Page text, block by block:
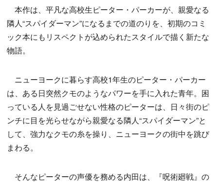
本作は、平凡な高校生ピーター・パーカーが、親愛なる
隣人“スパイダーマン”になるまでの道のりを、初期のコミ
ック本にもリスペクトが込められたスタイルで描く新たな
物語。
ニューヨークに暮らす高校1年生のピーター・パーカー
は、ある日突然クモのようなパワーを手に入れた青年。困
っている人を見過ごせない性格のピーターは、日々街のピ
ンチに目を光らせながら親愛なる隣人“スパイダーマン”と
して、強力なクモの糸を操り、ニューヨークの街中を跳び
まわる。
そんなピーターの声優を務める内田は、『呪術廻戦』の